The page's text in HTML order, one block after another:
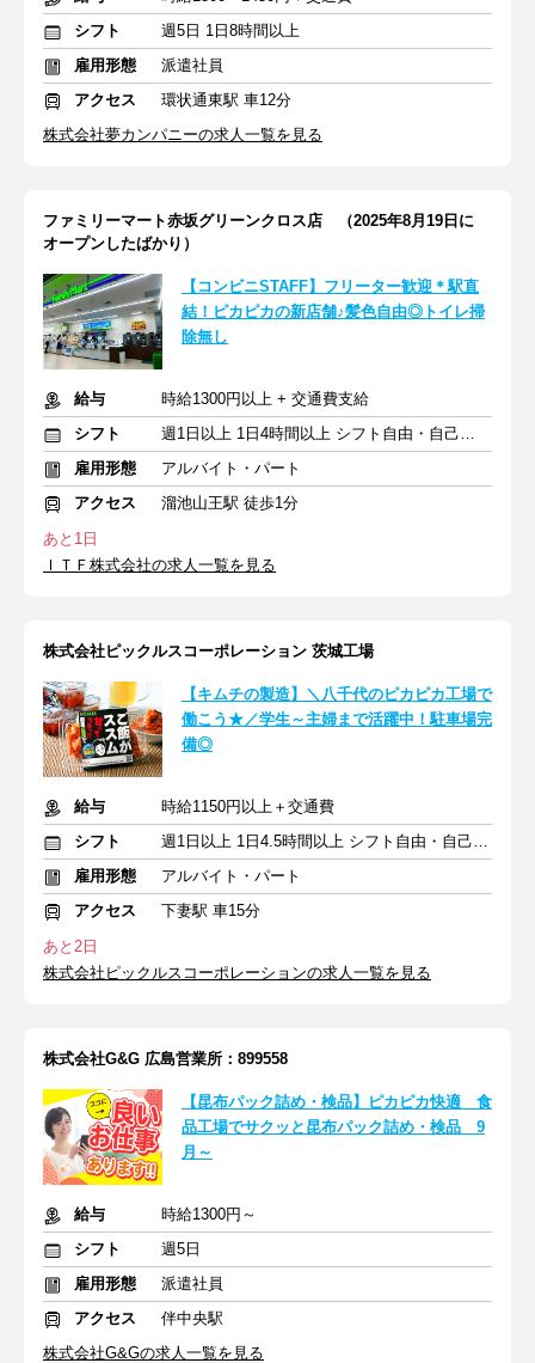
シフト
週5日 1日8時間以上
雇用形態
派遣社員
アクセス
環状通東駅 車12分
株式会社夢カンパニーの求人一覧を見る
ファミリーマート赤坂グリーンクロス店 （2025年8月19日に
オープンしたばかり）
【コンビニSTAFF】フリーター歓迎＊駅直
結！ピカピカの新店舗♪髪色自由◎トイレ掃
除無し
給与
時給1300円以上 + 交通費支給
シフト
週1日以上 1日4時間以上 シフト自由・自己申告
雇用形態
アルバイト・パート
アクセス
溜池山王駅 徒歩1分
あと1日
ＩＴＦ株式会社の求人一覧を見る
株式会社ピックルスコーポレーション 茨城工場
【キムチの製造】＼八千代のピカピカ工場で
働こう★／学生～主婦まで活躍中！駐車場完
備◎
給与
時給1150円以上＋交通費
シフト
週1日以上 1日4.5時間以上 シフト自由・自己申告
雇用形態
アルバイト・パート
アクセス
下妻駅 車15分
あと2日
株式会社ピックルスコーポレーションの求人一覧を見る
株式会社G&G 広島営業所：899558
【昆布パック詰め・検品】ピカピカ快適 食
品工場でサクッと昆布パック詰め・検品 9
月～
給与
時給1300円～
シフト
週5日
雇用形態
派遣社員
アクセス
伴中央駅
株式会社G&Gの求人一覧を見る